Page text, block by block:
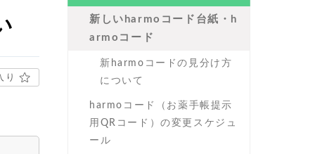
り
新しいharmoコード台紙・h
armoコード
新harmoコードの見分け方
について
harmoコード（お薬手帳提示
用QRコード）の変更スケジュ
ール